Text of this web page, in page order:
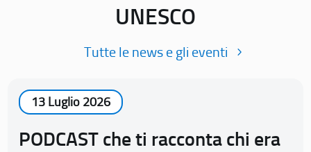
UNESCO
Tutte le news e gli eventi
13 Luglio 2026
PODCAST che ti racconta chi era